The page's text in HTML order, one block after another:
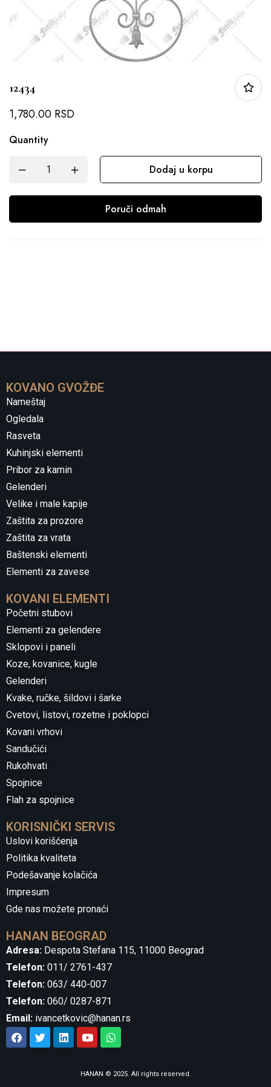
12434
1,780.00 RSD
Quantity
Dodaj u korpu
Poruči odmah
KOVANO GVOŽĐE
Nameštaj
Ogledala
Rasveta
Kuhinjski elementi
Pribor za kamin
Gelenderi
Velike i male kapije
Zaštita za prozore
Zaštita za vrata
Baštenski elementi
Elementi za zavese
KOVANI ELEMENTI
Početni stubovi
Elementi za gelendere
Sklopovi i paneli
Koze, kovanice, kugle
Gelenderi
Kvake, ručke, šildovi i šarke
Cvetovi, listovi, rozetne i poklopci
Kovani vrhovi
Sandučići
Rukohvati
Spojnice
Flah za spojnice
KORISNIČKI SERVIS
Uslovi korišćenja
Politika kvaliteta
Podešavanje kolačića
Impresum
Gde nas možete pronaći
HANAN BEOGRAD
Adresa: Despota Stefana 115, 11000 Beograd
Telefon: 011/ 2761-437
Telefon: 063/ 440-007
Telefon: 060/ 0287-871
Email: ivancetkovic@hanan.rs
HANAN © 2025. All rights reserved.